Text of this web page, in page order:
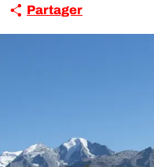
Partager